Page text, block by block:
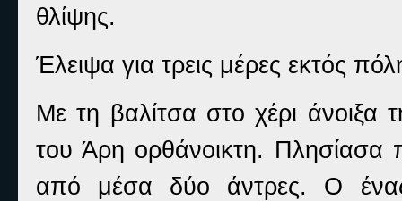
θλίψης.
Έλειψα για τρεις μέρες εκτός
Με τη βαλίτσα στο χέρι άνοιξα
του Άρη ορθάνοικτη. Πλησίασα
από μέσα δύο άντρες. Ο